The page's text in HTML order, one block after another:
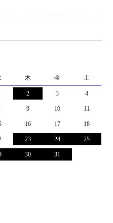
木 金 土
2 3 4
9 10 11
16 17 18
23 24 25
30 31